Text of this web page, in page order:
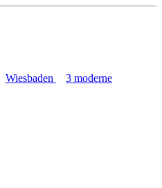
Wiesbaden
3 moderne